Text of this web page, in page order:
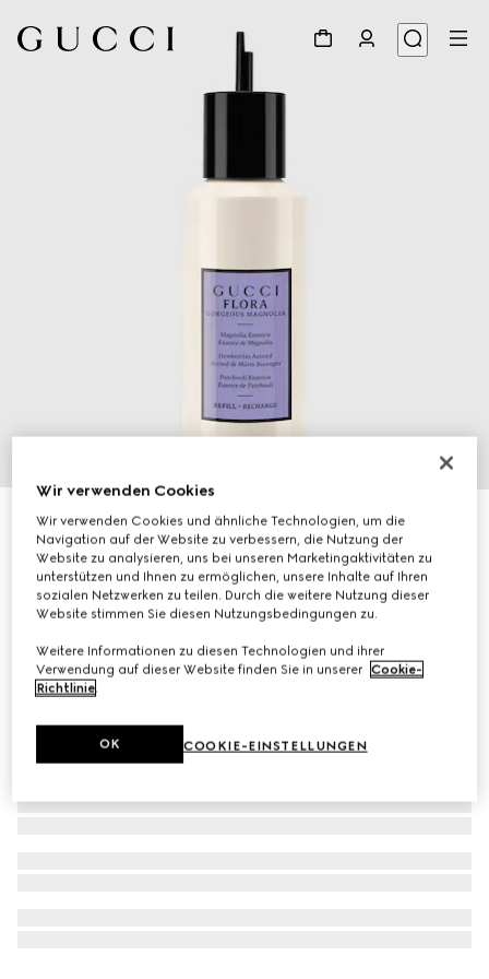
Gucci Flora Gorgeous Magnolia, 150 ml, Eau de Parfum
Refill
CHF 182
Wir verwenden Cookies
Wir verwenden Cookies und ähnliche Technologien, um die
Navigation auf der Website zu verbessern, die Nutzung der
Website zu analysieren, uns bei unseren Marketingaktivitäten zu
unterstützen und Ihnen zu ermöglichen, unsere Inhalte auf Ihren
sozialen Netzwerken zu teilen. Durch die weitere Nutzung dieser
Website stimmen Sie diesen Nutzungsbedingungen zu.
Weitere Informationen zu diesen Technologien und ihrer
Verwendung auf dieser Website finden Sie in unserer Cookie-
Richtlinie.
COOKIE-EINSTELLUNGEN
OK